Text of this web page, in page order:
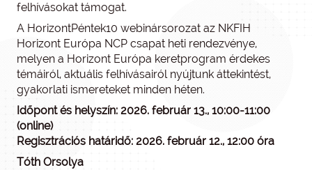
felhívásokat támogat.
A HorizontPéntek10 webinársorozat az NKFIH
Horizont Európa NCP csapat heti rendezvénye,
melyen a Horizont Európa keretprogram érdekes
témáiról, aktuális felhívásairól nyújtunk áttekintést,
gyakorlati ismereteket minden héten.
Időpont és helyszín: 2026. február 13., 10:00-11:00
(online)
Regisztrációs határidő: 2026. február 12., 12:00 óra
Tóth Orsolya